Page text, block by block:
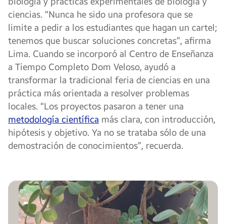
ciencias. “Nunca he sido una profesora que se
limite a pedir a los estudiantes que hagan un cartel;
tenemos que buscar soluciones concretas”, afirma
Lima. Cuando se incorporó al Centro de Enseñanza
a Tiempo Completo Dom Veloso, ayudó a
transformar la tradicional feria de ciencias en una
práctica más orientada a resolver problemas
locales. “Los proyectos pasaron a tener una
metodología científica más clara, con introducción,
hipótesis y objetivo. Ya no se trataba sólo de una
demostración de conocimientos”, recuerda.